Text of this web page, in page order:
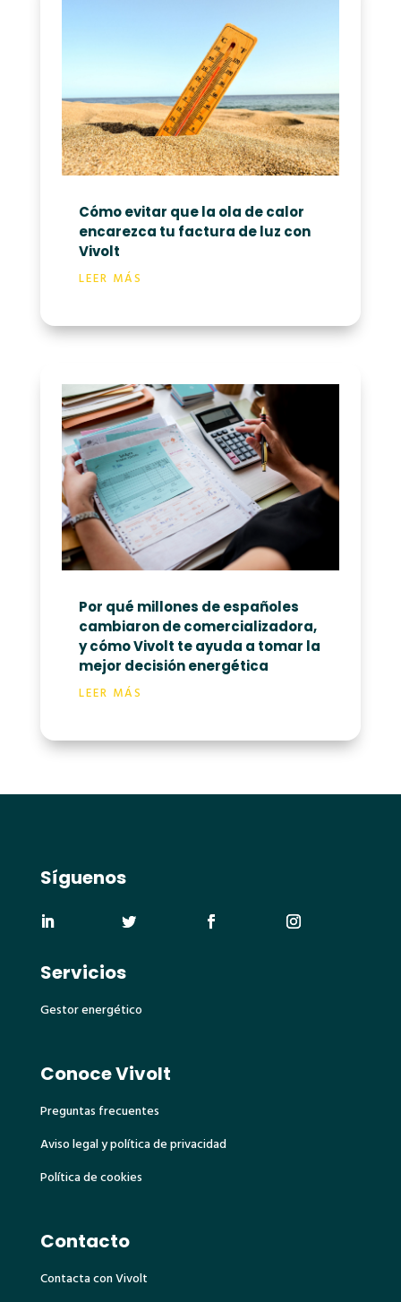
Cómo evitar que la ola de calor
encarezca tu factura de luz con
Vivolt
LEER MÁS
Por qué millones de españoles
cambiaron de comercializadora,
y cómo Vivolt te ayuda a tomar la
mejor decisión energética
LEER MÁS
Servicios
Gestor energético
Conoce Vivolt
Preguntas frecuentes
Aviso legal y política de privacidad
Política de cookies
Contacto
Contacta con Vivolt
Síguenos